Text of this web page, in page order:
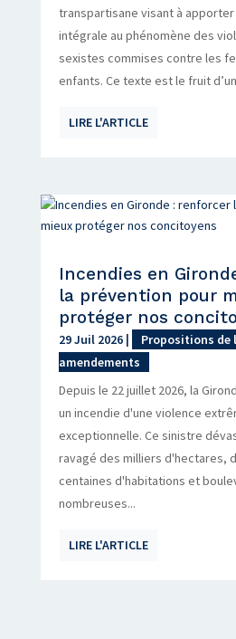
transpartisane visant à
intégrale au phénomène des
sexistes commises contre les
enfants. Ce texte est le fruit
LIRE L'ARTICLE
Incendies en
la prévention pour
protéger nos
29 Juil 2026|
Propositions de
amendements
Depuis le 22 juillet 2026, la
un incendie d'une violence
exceptionnelle. Ce sinistre
ravagé des milliers d'hectares,
centaines d'habitations et
nombreuses...
LIRE L'ARTICLE